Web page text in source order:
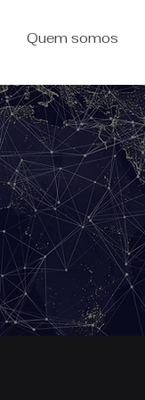
Quem somos